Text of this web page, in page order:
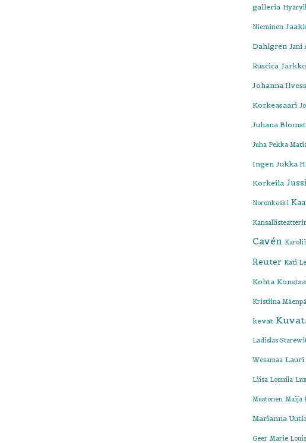
galleria
Nieminen
Dahlgren Jani
Ruscica
Johanna
Korkeasaari
Juhana
Juha Pekka
Ingen Jukka
Korkeila
Noronkoski
Cavén
Reuter Kati
Kohta
Kristiina
kevät
Ladislas
Wesamaa Lauri
Liisa Lounila
Mustonen Maija
Marianna
Geer Marie